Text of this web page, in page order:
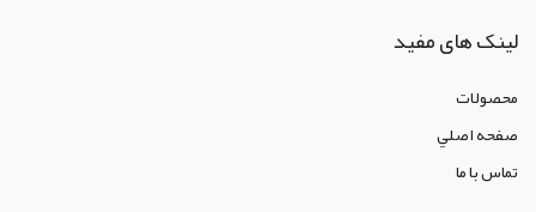
لینک های مفید
محصولات
صفحه اصلي
تماس با ما